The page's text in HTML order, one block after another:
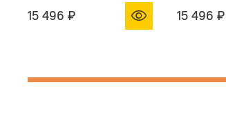
15 496 ₽ 15 496 ₽